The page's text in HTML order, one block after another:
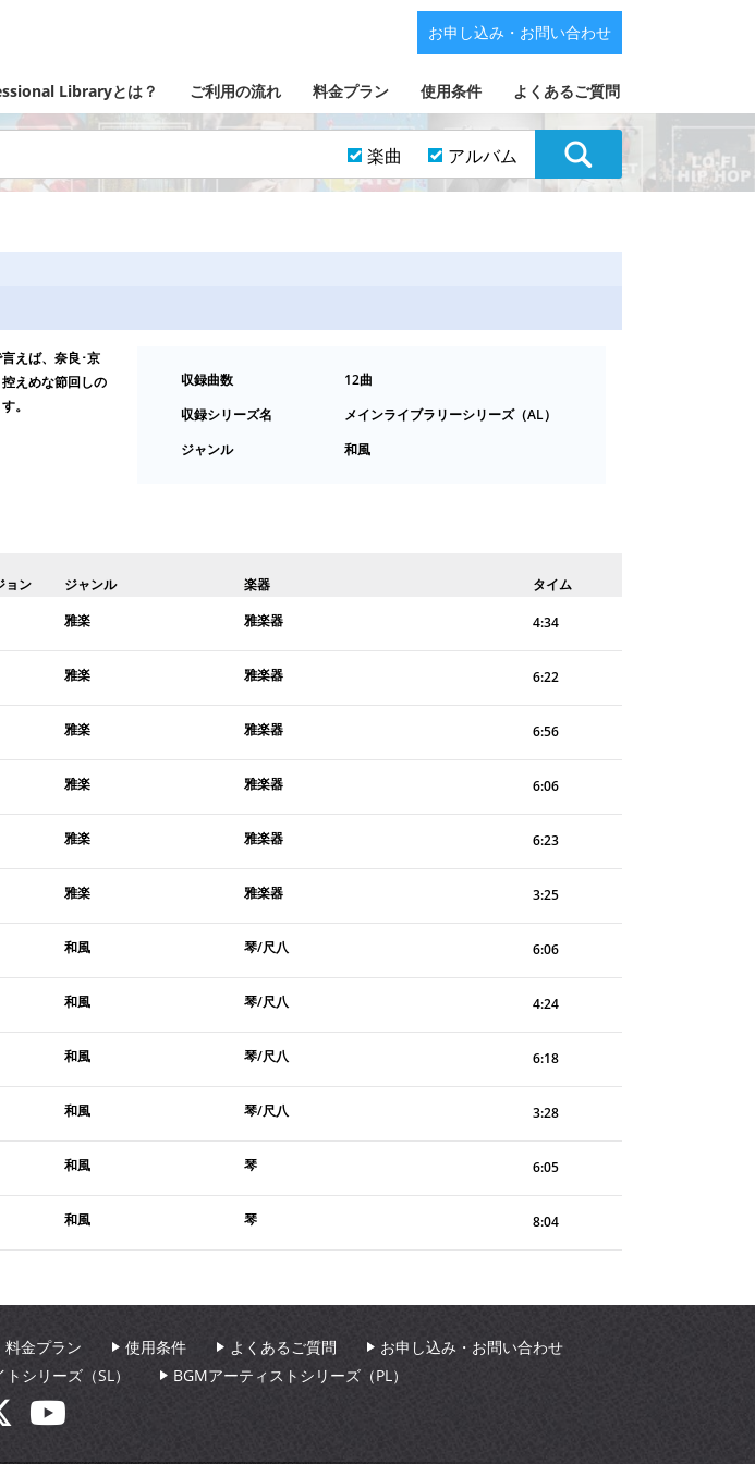
Libraryとは？ ご利用の流れ 料金プラン 使用条件 よくあるご質問
お申し込み・お問い合わせ
楽曲 アルバム
えば、奈良･京
えめな節回しの
。
収録曲数
12曲
収録シリーズ名
メインライブラリーシリーズ（AL）
ジャンル
和風
ョン ジャンル 楽器 タイム
雅楽 雅楽器 4:34
雅楽 雅楽器 6:22
雅楽 雅楽器 6:56
雅楽 雅楽器 6:06
雅楽 雅楽器 6:23
雅楽 雅楽器 3:25
和風 琴/尺八 6:06
和風 琴/尺八 4:24
和風 琴/尺八 6:18
和風 琴/尺八 3:28
和風 琴 6:05
和風 琴 8:04
料金プラン 使用条件 よくあるご質問
お申し込み・お問い合わせ
シリーズ（SL） BGMアーティストシリーズ（PL）